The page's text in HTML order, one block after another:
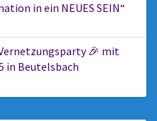
in ein NEUES SEIN“
🎉 mit
in Beutelsbach